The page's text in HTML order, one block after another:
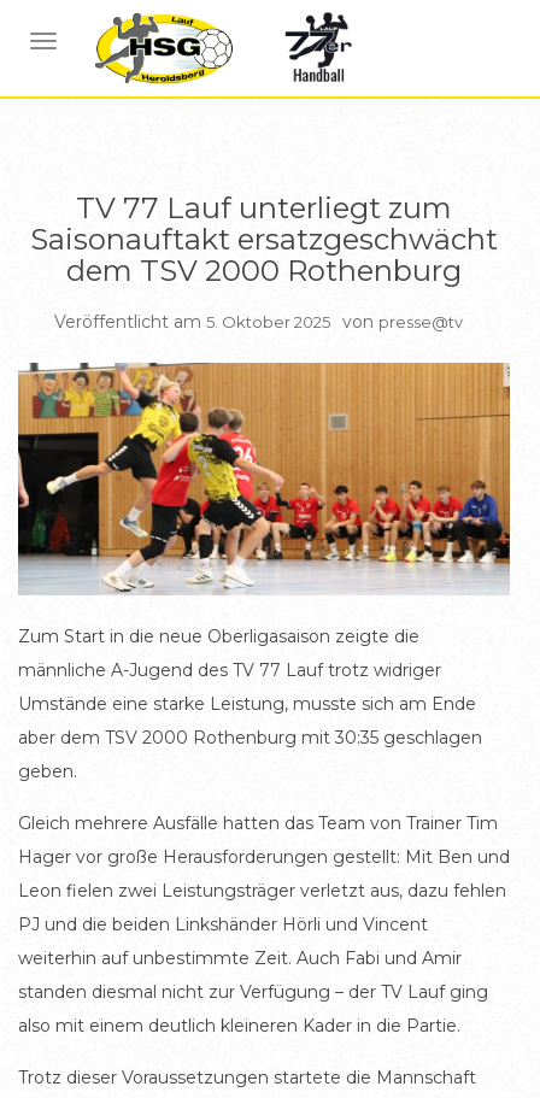
NAVIGATION UMSCHALTEN
BERICHTE A JUGEND
TV 77 Lauf unterliegt zum
Saisonauftakt ersatzgeschwächt
dem TSV 2000 Rothenburg
Veröffentlicht am 5. Oktober 2025 von presse@tv
Zum Start in die neue Oberligasaison zeigte die
männliche A-Jugend des TV 77 Lauf trotz widriger
Umstände eine starke Leistung, musste sich am Ende
aber dem TSV 2000 Rothenburg mit 30:35 geschlagen
geben.
Gleich mehrere Ausfälle hatten das Team von Trainer Tim
Hager vor große Herausforderungen gestellt: Mit Ben und
Leon fielen zwei Leistungsträger verletzt aus, dazu fehlen
PJ und die beiden Linkshänder Hörli und Vincent
weiterhin auf unbestimmte Zeit. Auch Fabi und Amir
standen diesmal nicht zur Verfügung – der TV Lauf ging
also mit einem deutlich kleineren Kader in die Partie.
Trotz dieser Voraussetzungen startete die Mannschaft